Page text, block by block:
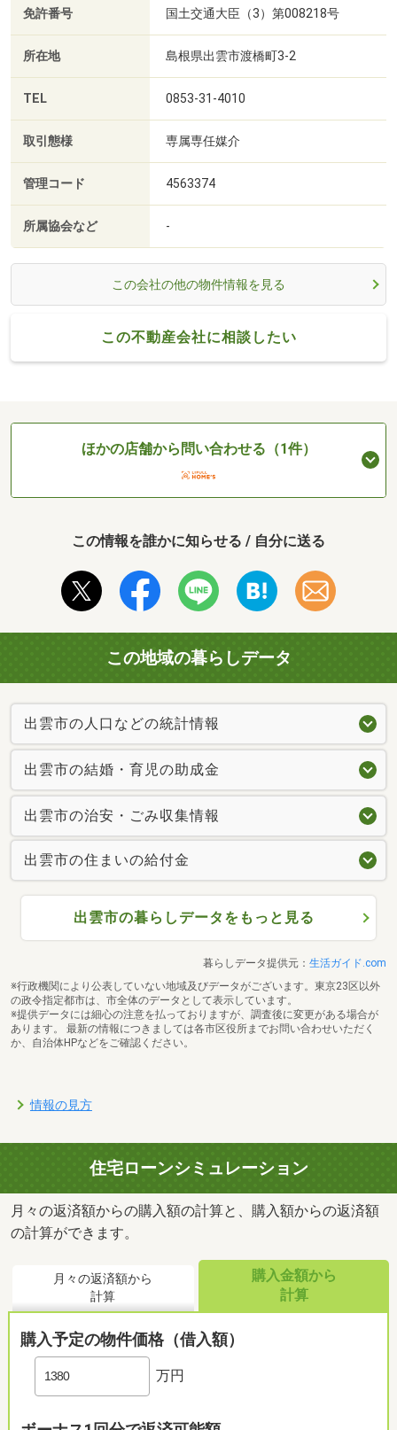
免許番号 国土交通大臣（3）第008218号
所在地 島根県出雲市渡橋町3-2
TEL 0853-31-4010
取引態様 専属専任媒介
管理コード 4563374
所属協会など -
この会社の他の物件情報を見る
この不動産会社に相談したい
ほかの店舗から問い合わせる（1件）
この情報を誰かに知らせる / 自分に送る
この地域の暮らしデータ
出雲市の人口などの統計情報
出雲市の結婚・育児の助成金
出雲市の治安・ごみ収集情報
出雲市の住まいの給付金
出雲市の暮らしデータをもっと見る
暮らしデータ提供元： 生活ガイド.com
※行政機関により公表していない地域及びデータがございます。東京23区以外
の政令指定都市は、市全体のデータとして表示しています。
※提供データには細心の注意を払っておりますが、調査後に変更がある場合が
あります。 最新の情報につきましては各市区役所までお問い合わせいただく
か、自治体HPなどをご確認ください。
情報の見方
住宅ローンシミュレーション
月々の返済額からの購入額の計算と、購入額からの返済額
の計算ができます。
月々の返済額から
計算
購入金額から
計算
購入予定の物件価格（借入額）
万円